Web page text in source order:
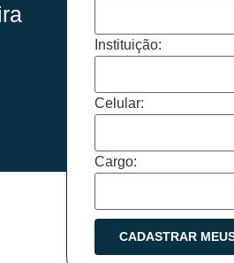
Instituição:
Celular:
Cargo: